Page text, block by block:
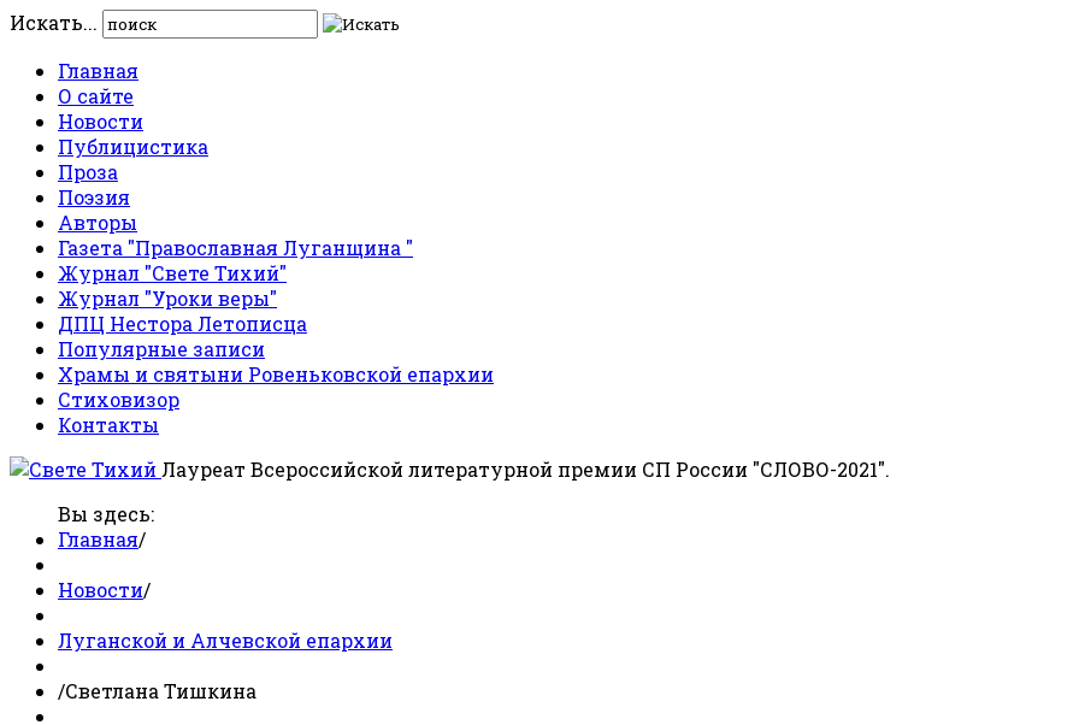
Искать...
Главная
О сайте
Новости
Публицистика
Проза
Поэзия
Авторы
Газета "Православная Луганщина "
Журнал "Свете Тихий"
Журнал "Уроки веры"
ДПЦ Нестора Летописца
Популярные записи
Храмы и святыни Ровеньковской епархии
Стиховизор
Контакты
Лауреат Всероссийской литературной премии СП России "СЛОВО-2021".
Вы здесь:
Главная/
Новости/
Луганской и Алчевской епархии
/Светлана Тишкина